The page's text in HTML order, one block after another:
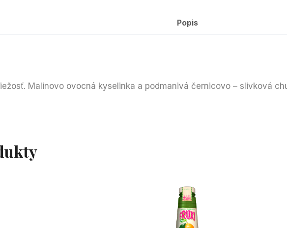
Popis
Malinovo ovocná kyselinka a podmanivá černicovo – slivková